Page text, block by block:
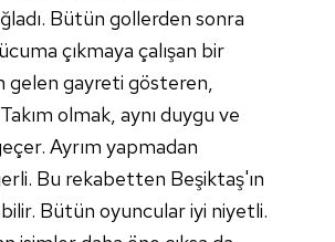
Bütün gollerden sonra
çıkmaya çalışan bir
gelen gayreti gösteren,
olmak, aynı duygu ve
Ayrım yapmadan
Bu rekabetten Beşiktaş'ın
Bütün oyuncular iyi niyetli.